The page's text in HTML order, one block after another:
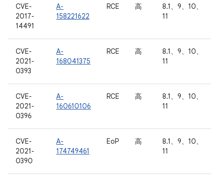
CVE-
2017-
14491
A-
158221622
RCE 高
8.1、9、10、
11
CVE-
2021-
0393
A-
168041375
RCE 高
8.1、9、10、
11
CVE-
2021-
0396
A-
160610106
RCE 高
8.1、9、10、
11
CVE-
2021-
0390
A-
174749461
EoP 高
8.1、9、10、
11